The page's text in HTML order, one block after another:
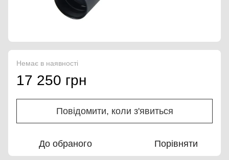
Немає в наявності
17 250 грн
Повідомити, коли з'явиться
До обраного Порівняти